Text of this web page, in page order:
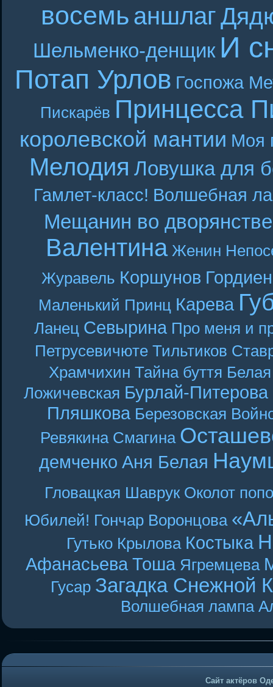
восемьаншлаг
Шельменко-денщик И
Потап Урлов Госпожа
Пискарёв Принцесса
королевской мантии Моя
Мелодия Ловушка для
Гамлет-класс! Волшебная
Мещанин во дворянстве
Валентина Женин
Журавель Коршунов
Маленький Принц Карева
Ланец Севырина Про меня и
Петрусевичюте Тильтиков
Храмчихин Тайна буття
Ложичевская Бурлай-Питерова
Пляшкова Березовская
Ревякина Смагина
демченко Аня Белая
Гловацкая Шаврук Околот
Юбилей! Гончар Воронцова
Гутько Крылова Костыка
Афанасьева Тоша Ягремцева
Гусар Загадка Снежной
Волшебная лампа
Сайт актёров